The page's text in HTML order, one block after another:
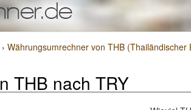
› Währungsumrechner von THB (Thailändischer
THB nach TRY